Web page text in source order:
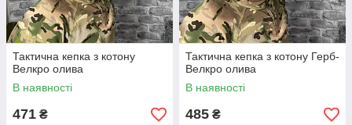
Тактична кепка з котону
Велкро олива
В наявності
471 ₴
Тактична кепка з котону Герб-
Велкро олива
В наявності
485 ₴